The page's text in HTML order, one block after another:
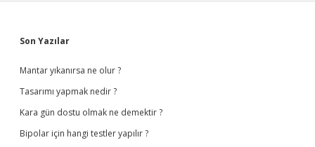
Sidebar
Son Yazılar
Mantar yıkanırsa ne olur ?
Tasarımı yapmak nedir ?
Kara gün dostu olmak ne demektir ?
Bipolar için hangi testler yapılır ?